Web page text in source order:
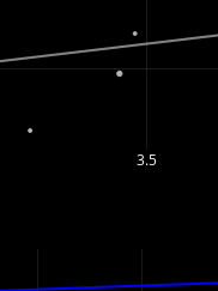
3.5